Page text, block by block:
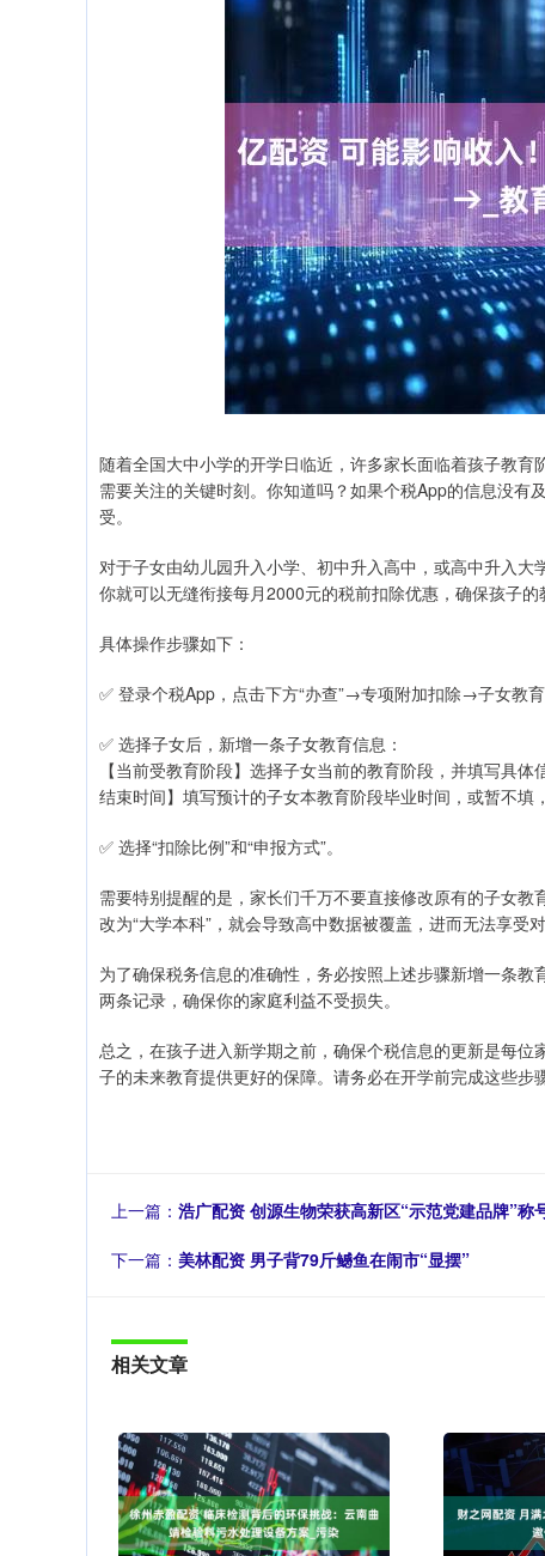
随着全国大中小学的开学日临近，许多家长面临着孩子教
需要关注的关键时刻。你知道吗？如果个税App的信息没
受。
对于子女由幼儿园升入小学、初中升入高中，或高中升入
你就可以无缝衔接每月2000元的税前扣除优惠，确保孩子的
具体操作步骤如下：
✅ 登录个税App，点击下方“办查”→专项附加扣除→子女教
✅ 选择子女后，新增一条子女教育信息：
【当前受教育阶段】选择子女当前的教育阶段，并填写具
结束时间】填写预计的子女本教育阶段毕业时间，或暂不填
✅ 选择“扣除比例”和“申报方式”。
需要特别提醒的是，家长们千万不要直接修改原有的子女
改为“大学本科”，就会导致高中数据被覆盖，进而无法享受
为了确保税务信息的准确性，务必按照上述步骤新增一条
两条记录，确保你的家庭利益不受损失。
总之，在孩子进入新学期之前，确保个税信息的更新是每
子的未来教育提供更好的保障。请务必在开学前完成这些步
上一篇： 浩广配资 创源生物荣获高新区“示范党建品牌”
下一篇： 美林配资 男子背79斤鳡鱼在闹市“显摆”
相关文章